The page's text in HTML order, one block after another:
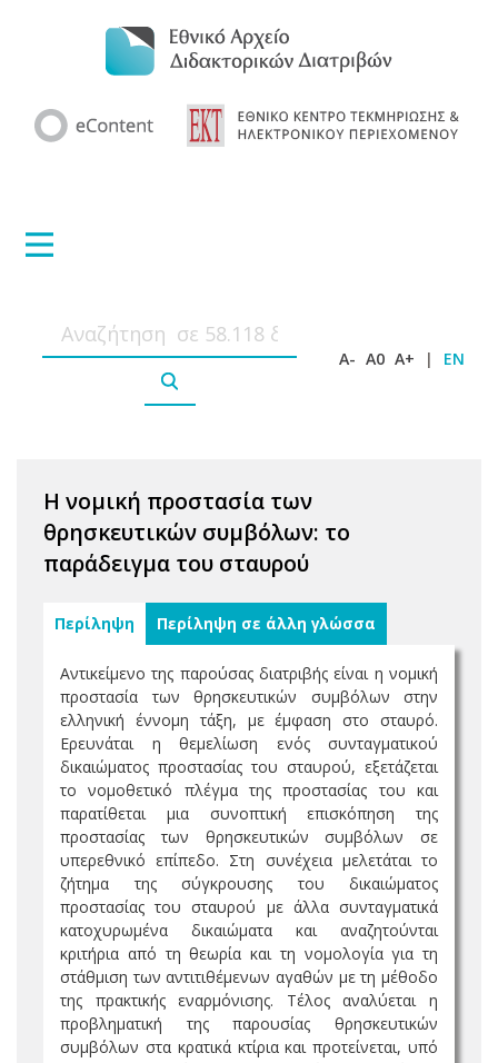
A- A0 A+ | EN
Η νομική προστασία των
θρησκευτικών συμβόλων: το
παράδειγμα του σταυρού
Περίληψη Περίληψη σε άλλη γλώσσα
Αντικείμενο της παρούσας διατριβής είναι η νομική
προστασία των θρησκευτικών συμβόλων στην
ελληνική έννομη τάξη, με έμφαση στο σταυρό.
Ερευνάται η θεμελίωση ενός συνταγματικού
δικαιώματος προστασίας του σταυρού, εξετάζεται
το νομοθετικό πλέγμα της προστασίας του και
παρατίθεται μια συνοπτική επισκόπηση της
προστασίας των θρησκευτικών συμβόλων σε
υπερεθνικό επίπεδο. Στη συνέχεια μελετάται το
ζήτημα της σύγκρουσης του δικαιώματος
προστασίας του σταυρού με άλλα συνταγματικά
κατοχυρωμένα δικαιώματα και αναζητούνται
κριτήρια από τη θεωρία και τη νομολογία για τη
στάθμιση των αντιτιθέμενων αγαθών με τη μέθοδο
της πρακτικής εναρμόνισης. Τέλος αναλύεται η
προβληματική της παρουσίας θρησκευτικών
συμβόλων στα κρατικά κτίρια και προτείνεται, υπό